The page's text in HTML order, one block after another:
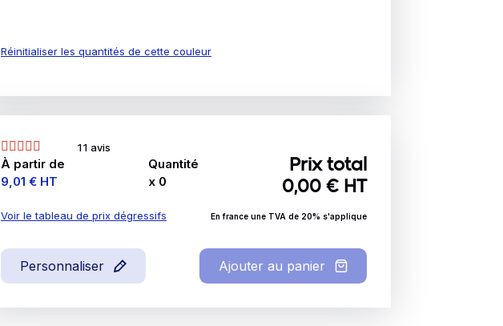
Réinitialiser les quantités de cette couleur
11 avis
À partir de
Prix
9,01 € HT
Quantité
x 0
Prix total
0,00 € HT
Voir le tableau de prix dégressifs En france une TVA de 20% s'applique
Personnaliser Ajouter au panier